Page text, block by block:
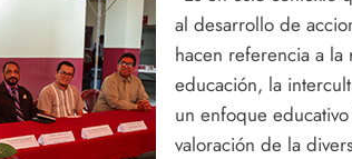
al desarrollo de
hacen referencia a
educación, la
un enfoque
valoración de la